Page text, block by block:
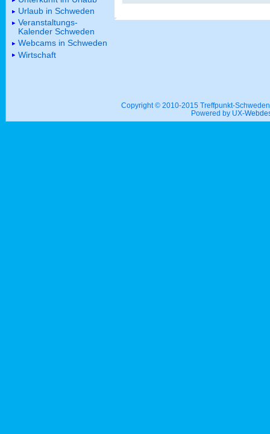
Urlaub in Schweden
Veranstaltungs-
Kalender Schweden
Webcams in Schweden
Wirtschaft
Copyright © 2010-2015 Treffpunkt-
Powered by UX-